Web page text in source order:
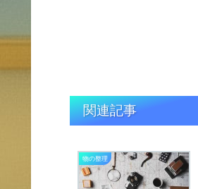
関連記事
物の整理